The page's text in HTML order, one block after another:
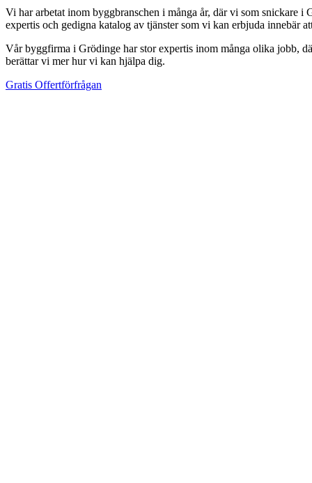
Vi har arbetat inom byggbranschen i många år, där vi som snickare
expertis och gedigna katalog av tjänster som vi kan erbjuda innebär
Vår byggfirma i Grödinge har stor expertis inom många olika jobb,
berättar vi mer hur vi kan hjälpa dig.
Gratis Offertförfrågan